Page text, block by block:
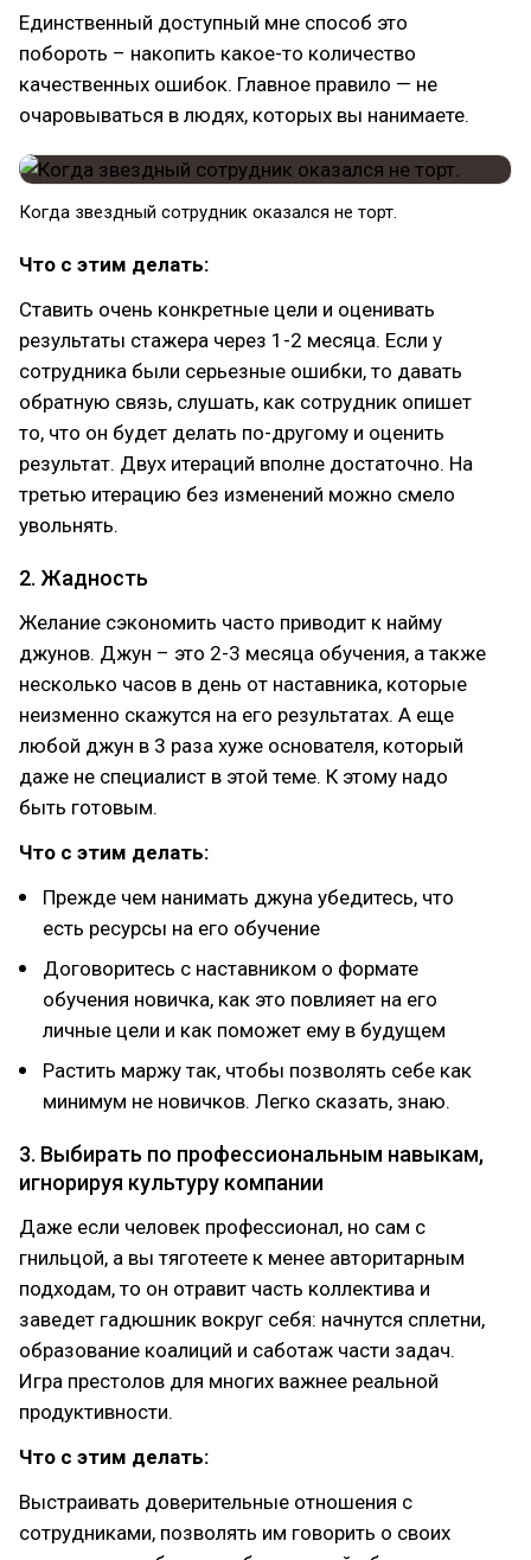
Единственный доступный мне способ это
побороть – накопить какое-то количество
качественных ошибок. Главное правило — не
очаровываться в людях, которых вы нанимаете.
Когда звездный сотрудник оказался не торт.
Что с этим делать:
Ставить очень конкретные цели и оценивать
результаты стажера через 1-2 месяца. Если у
сотрудника были серьезные ошибки, то давать
обратную связь, слушать, как сотрудник опишет
то, что он будет делать по-другому и оценить
результат. Двух итераций вполне достаточно. На
третью итерацию без изменений можно смело
увольнять.
2. Жадность
Желание сэкономить часто приводит к найму
джунов. Джун – это 2-3 месяца обучения, а также
несколько часов в день от наставника, которые
неизменно скажутся на его результатах. А еще
любой джун в 3 раза хуже основателя, который
даже не специалист в этой теме. К этому надо
быть готовым.
Что с этим делать:
Прежде чем нанимать джуна убедитесь, что
есть ресурсы на его обучение
Договоритесь с наставником о формате
обучения новичка, как это повлияет на его
личные цели и как поможет ему в будущем
Растить маржу так, чтобы позволять себе как
минимум не новичков. Легко сказать, знаю.
3. Выбирать по профессиональным навыкам,
игнорируя культуру компании
Даже если человек профессионал, но сам с
гнильцой, а вы тяготеете к менее авторитарным
подходам, то он отравит часть коллектива и
заведет гадюшник вокруг себя: начнутся сплетни,
образование коалиций и саботаж части задач.
Игра престолов для многих важнее реальной
продуктивности.
Что с этим делать:
Выстраивать доверительные отношения с
сотрудниками, позволять им говорить о своих